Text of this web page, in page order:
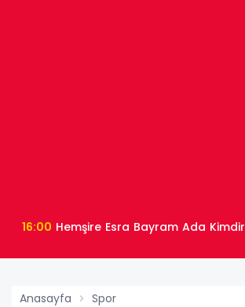
16:00 Hemşire Esra Bayram Ada
Anasayfa Spor